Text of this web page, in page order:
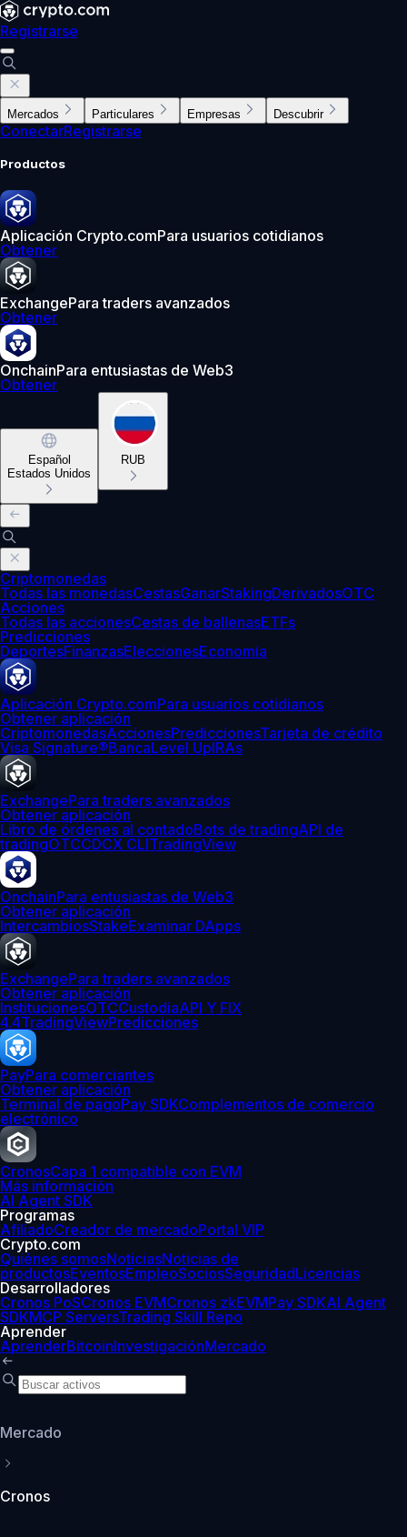
Registrarse
Mercados Particulares Empresas Descubrir
ConectarRegistrarse
Productos
Aplicación Crypto.comPara usuarios cotidianos
Obtener
ExchangePara traders avanzados
Obtener
OnchainPara entusiastas de Web3
Obtener
Español
Estados Unidos
RUB
Criptomonedas
Todas las monedasCestasGanarStakingDerivadosOTC
Acciones
Todas las accionesCestas de ballenasETFs
Predicciones
DeportesFinanzasEleccionesEconomía
Aplicación Crypto.comPara usuarios cotidianos
Obtener aplicación
CriptomonedasAccionesPrediccionesTarjeta de crédito
Visa Signature®BancaLevel UpIRAs
ExchangePara traders avanzados
Obtener aplicación
Libro de órdenes al contadoBots de tradingAPI de
tradingOTCCDCX CLITradingView
OnchainPara entusiastas de Web3
Obtener aplicación
IntercambiosStakeExaminar DApps
ExchangePara traders avanzados
Obtener aplicación
InstitucionesOTCCustodiaAPI Y FIX
4.4TradingViewPredicciones
PayPara comerciantes
Obtener aplicación
Terminal de pagoPay SDKComplementos de comercio
electrónico
CronosCapa 1 compatible con EVM
Más información
AI Agent SDK
Programas
AfiliadoCreador de mercadoPortal VIP
Crypto.com
Quiénes somosNoticiasNoticias de
productosEventosEmpleoSociosSeguridadLicencias
Desarrolladores
Cronos PoSCronos EVMCronos zkEVMPay SDKAI Agent
SDKMCP ServersTrading Skill Repo
Aprender
AprenderBitcoinInvestigaciónMercado
Mercado
Cronos